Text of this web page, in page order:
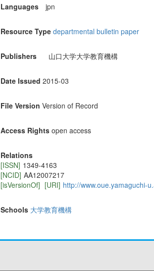
Languages jpn
Resource Type departmental bulletin paper
Publishers 山口大学大学教育機構
Date Issued 2015-03
File Version Version of Record
Access Rights open access
Relations
[ISSN] 1349-4163
[NCID] AA12007217
[isVersionOf] [URI] http://www.oue.yamaguchi-
Schools 大学教育機構